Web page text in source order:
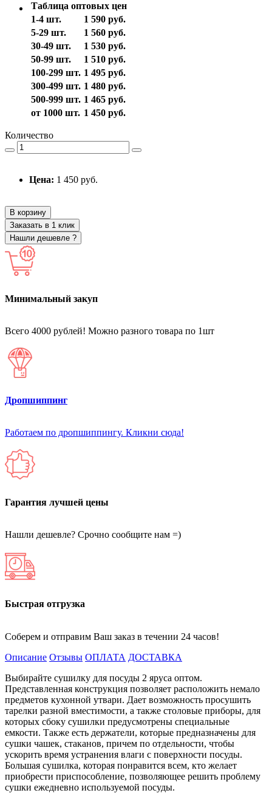
Таблица оптовых цен
1-4 шт.
1 590 руб.
5-29 шт.
1 560 руб.
30-49 шт.
1 530 руб.
50-99 шт.
1 510 руб.
100-299 шт. 1 495 руб.
300-499 шт. 1 480 руб.
500-999 шт. 1 465 руб.
от 1000 шт. 1 450 руб.
Количество
Цена: 1 450 руб.
В корзину
Заказать в 1 клик
Нашли дешевле ?
Минимальный закуп
Всего 4000 рублей! Можно разного товара по 1шт
Дропшиппинг
Работаем по дропшиппингу. Кликни сюда!
Гарантия лучшей цены
Нашли дешевле? Срочно сообщите нам =)
Быстрая отгрузка
Соберем и отправим Ваш заказ в течении 24 часов!
Описание Отзывы ОПЛАТА ДОСТАВКА
Выбирайте сушилку для посуды 2 яруса оптом.
Представленная конструкция позволяет расположить немало
предметов кухонной утвари. Дает возможность просушить
тарелки разной вместимости, а также столовые приборы, для
которых сбоку сушилки предусмотрены специальные
емкости. Также есть держатели, которые предназначены для
сушки чашек, стаканов, причем по отдельности, чтобы
ускорить время устранения влаги с поверхности посуды.
Большая сушилка, которая понравится всем, кто желает
приобрести приспособление, позволяющее решить проблему
сушки ежедневно используемой посуды.